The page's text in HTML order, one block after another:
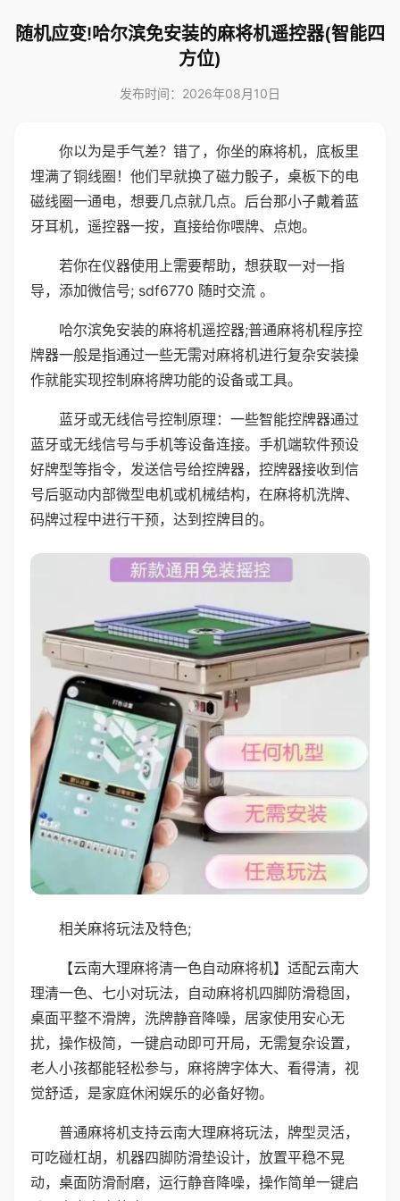
随机应变!哈尔滨免安装的麻将机遥控器(智能四
方位)
发布时间：2026年08月10日
你以为是手气差？错了，你坐的麻将机，底板里
埋满了铜线圈！他们早就换了磁力骰子，桌板下的电
磁线圈一通电，想要几点就几点。后台那小子戴着蓝
牙耳机，遥控器一按，直接给你喂牌、点炮。
若你在仪器使用上需要帮助，想获取一对一指
导，添加微信号; sdf6770 随时交流 。
哈尔滨免安装的麻将机遥控器;普通麻将机程序控
牌器一般是指通过一些无需对麻将机进行复杂安装操
作就能实现控制麻将牌功能的设备或工具。
蓝牙或无线信号控制原理：一些智能控牌器通过
蓝牙或无线信号与手机等设备连接。手机端软件预设
好牌型等指令，发送信号给控牌器，控牌器接收到信
号后驱动内部微型电机或机械结构，在麻将机洗牌、
码牌过程中进行干预，达到控牌目的。
相关麻将玩法及特色;
【云南大理麻将清一色自动麻将机】适配云南大
理清一色、七小对玩法，自动麻将机四脚防滑稳固，
桌面平整不滑牌，洗牌静音降噪，居家使用安心无
扰，操作极简，一键启动即可开局，无需复杂设置，
老人小孩都能轻松参与，麻将牌字体大、看得清，视
觉舒适，是家庭休闲娱乐的必备好物。
普通麻将机支持云南大理麻将玩法，牌型灵活，
可吃碰杠胡，机器四脚防滑垫设计，放置平稳不晃
动，桌面防滑耐磨，运行静音降噪，操作简单一键启